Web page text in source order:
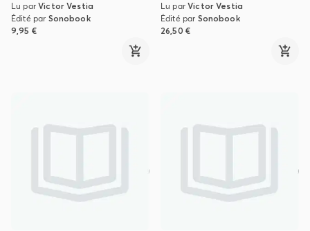
Lu parVictor Vestia
Édité par Sonobook
9,95 €
Lu parVictor Vestia
Édité par Sonobook
26,50 €